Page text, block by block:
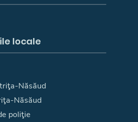
locale
Năsăud
Năsăud
poliţie